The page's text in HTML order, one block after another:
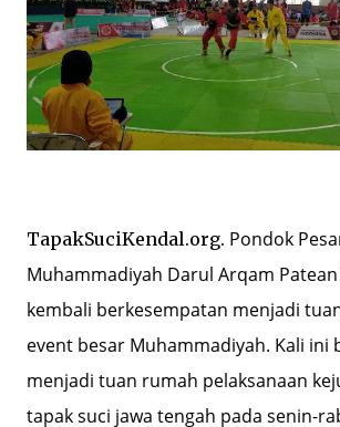
TapakSuciKendal.org. Pondok
Muhammadiyah Darul Arqam Patean
kembali berkesempatan menjadi
event besar Muhammadiyah. Kali ini
menjadi tuan rumah pelaksanaan
tapak suci jawa tengah pada senin-